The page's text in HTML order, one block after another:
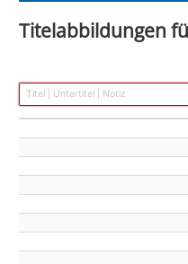
Titelabbildungen